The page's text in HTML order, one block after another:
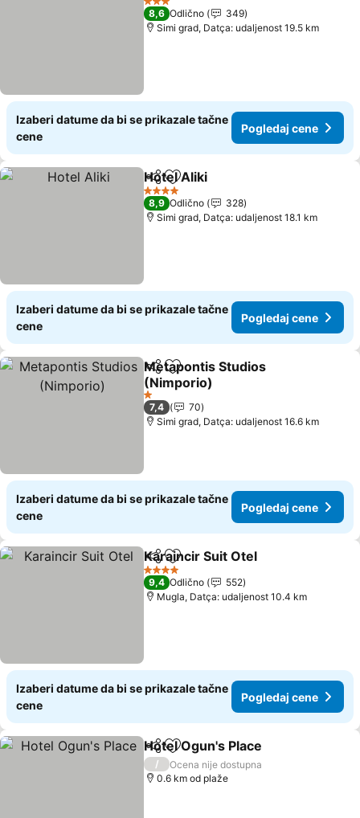
3 Zvezdice
8,6 Odlično
349
Simi grad, Datça: udaljenost 19.5 km
Izaberi datume da bi se prikazale tačne
cene
Pogledaj cene
Deli Dodati u favorite
Hotel Aliki
4 Zvezdice
8,9 Odlično
328
Simi grad, Datça: udaljenost 18.1 km
Izaberi datume da bi se prikazale tačne
cene
Pogledaj cene
Deli Dodati u favorite
Metapontis Studios
(Nimporio)
Pogledaj cene
1 Zvezdice
7,4
70
Simi grad, Datça: udaljenost 16.6 km
Izaberi datume da bi se prikazale tačne
cene
Pogledaj cene
Deli Dodati u favorite
Karaincir Suit Otel
4 Zvezdice
9,4 Odlično
552
Mugla, Datça: udaljenost 10.4 km
Izaberi datume da bi se prikazale tačne
cene
Pogledaj cene
Deli Dodati u favorite
Hotel Ogun's Place
/
Ocena nije dostupna
0.6 km od plaže